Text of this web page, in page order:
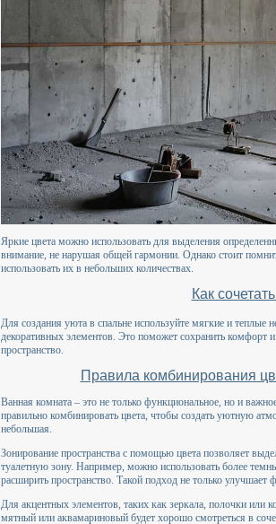
Яркие цвета можно использовать для выделения
внимание, не нарушая общей гармонии. Однако стоит
использовать их в небольших количествах.
Как
Для создания уюта в спальне используйте мягкие и теплые
декоративных элементов. Это поможет сохранить комфорт
пространство.
Правила комбинирования
Ванная комната – это не только функциональное, но и
правильно комбинировать цвета, чтобы создать уютную
небольшая.
Зонирование пространства с помощью цвета позволяет
туалетную зону. Например, можно использовать более
расширить пространство. Такой подход не только улучшает
Для акцентных элементов, таких как зеркала, полочки
мятный или аквамариновый будет хорошо смотреться в